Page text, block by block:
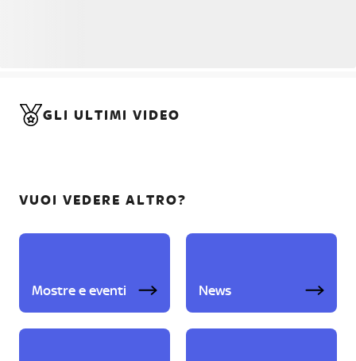
GLI ULTIMI VIDEO
VUOI VEDERE ALTRO?
Mostre e eventi News